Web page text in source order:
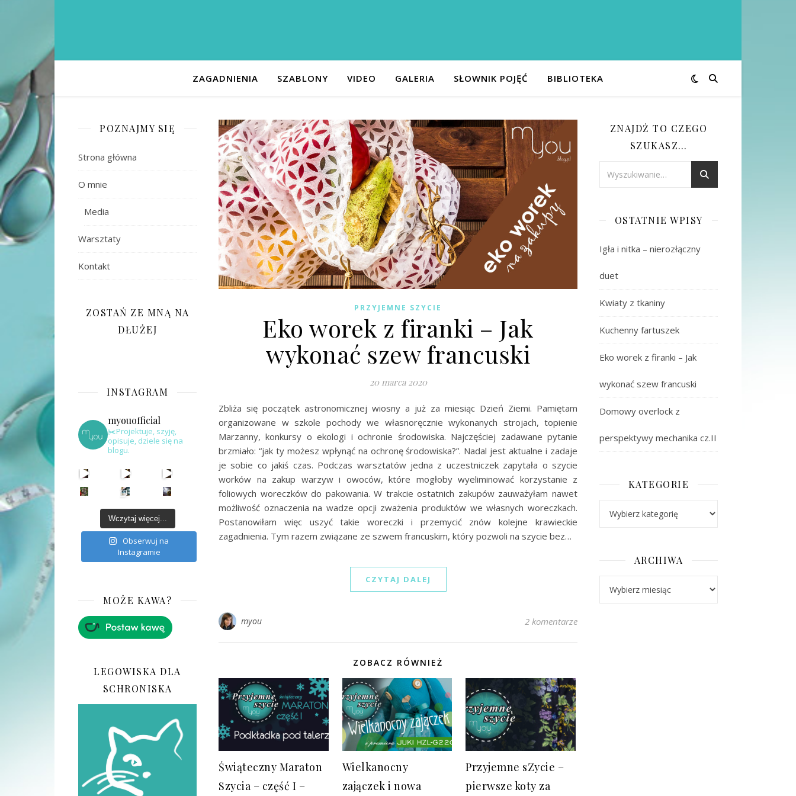
ZAGADNIENIA SZABLONY VIDEO GALERIA SŁOWNIK POJĘĆ BIBLIOTEKA
POZNAJMY SIĘ
Strona główna
O mnie
Media
Warsztaty
Kontakt
ZOSTAŃ ZE MNĄ NA
DŁUŻEJ
INSTAGRAM
myouofficial
✂️Projektuje, szyję,
opisuje, dziele się na
blogu.
Wczytaj więcej...
Obserwuj na
Instagramie
MOŻE KAWA?
LEGOWISKA DLA
SCHRONISKA
PRZYJEMNE SZYCIE
Eko worek z firanki – Jak
wykonać szew francuski
20 marca 2020
Zbliża się początek astronomicznej wiosny a już za miesiąc Dzień Ziemi. Pamiętam
organizowane w szkole pochody we własnoręcznie wykonanych strojach, topienie
Marzanny, konkursy o ekologi i ochronie środowiska. Najczęściej zadawane pytanie
brzmiało: “jak ty możesz wpłynąć na ochronę środowiska?”. Nadal jest aktualne i zadaje
je sobie co jakiś czas. Podczas warsztatów jedna z uczestniczek zapytała o szycie
worków na zakup warzyw i owoców, które mogłoby wyeliminować korzystanie z
foliowych woreczków do pakowania. W trakcie ostatnich zakupów zauważyłam nawet
możliwość oznaczenia na wadze opcji zważenia produktów we własnych woreczkach.
Postanowiłam więc uszyć takie woreczki i przemycić znów kolejne krawieckie
zagadnienia. Tym razem związane ze szwem francuskim, który pozwoli na szycie bez…
CZYTAJ DALEJ
myou 2 komentarze
ZOBACZ RÓWNIEŻ
Świąteczny Maraton
Szycia – część I –
Wielkanocny
zajączek i nowa
Przyjemne sZycie –
pierwsze koty za
ZNAJDŹ TO CZEGO
SZUKASZ…
OSTATNIE WPISY
Igła i nitka – nierozłączny
duet
Kwiaty z tkaniny
Kuchenny fartuszek
Eko worek z firanki – Jak
wykonać szew francuski
Domowy overlock z
perspektywy mechanika cz.II
KATEGORIE
ARCHIWA